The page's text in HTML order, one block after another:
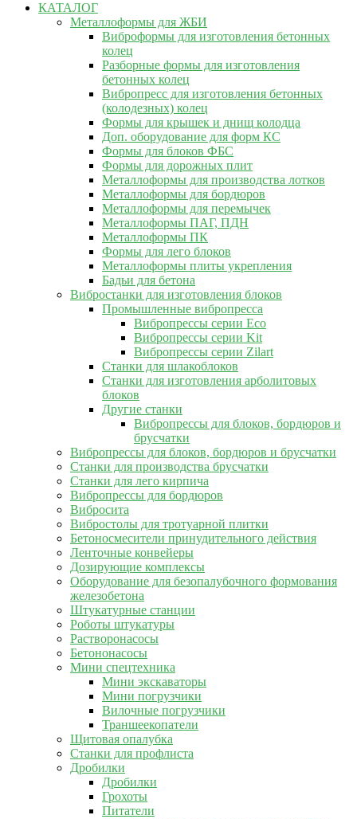
КАТАЛОГ
Металлоформы для ЖБИ
Виброформы для изготовления бетонных
колец
Разборные формы для изготовления
бетонных колец
Вибропресс для изготовления бетонных
(колодезных) колец
Формы для крышек и днищ колодца
Доп. оборудование для форм КС
Формы для блоков ФБС
Формы для дорожных плит
Металлоформы для производства лотков
Металлоформы для бордюров
Металлоформы для перемычек
Металлоформы ПАГ, ПДН
Металлоформы ПК
Формы для лего блоков
Металлоформы плиты укрепления
Бадьи для бетона
Вибростанки для изготовления блоков
Промышленные вибропресса
Вибропрессы серии Eco
Вибропрессы серии Kit
Вибропрессы серии Zilart
Станки для шлакоблоков
Станки для изготовления арболитовых
блоков
Другие станки
Вибропрессы для блоков, бордюров и
брусчатки
Вибропрессы для блоков, бордюров и брусчатки
Станки для производства брусчатки
Станки для лего кирпича
Вибропрессы для бордюров
Вибросита
Вибростолы для тротуарной плитки
Бетоносмесители принудительного действия
Ленточные конвейеры
Дозирующие комплексы
Оборудование для безопалубочного формования
железобетона
Штукатурные станции
Роботы штукатуры
Растворонасосы
Бетононасосы
Мини спецтехника
Мини экскаваторы
Мини погрузчики
Вилочные погрузчики
Траншеекопатели
Щитовая опалубка
Станки для профлиста
Дробилки
Дробилки
Грохоты
Питатели